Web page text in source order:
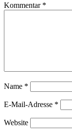
Kommentar *
Name *
E-Mail-Adresse *
Website